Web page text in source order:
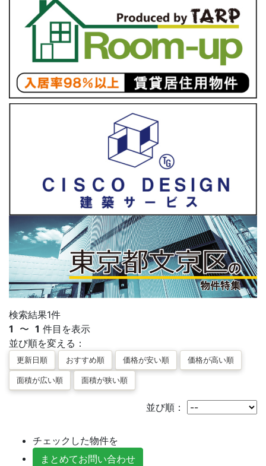
検索結果1件
1 〜 1 件目を表示
並び順を変える：
並び順：
チェックした物件を
まとめてお問い合わせ